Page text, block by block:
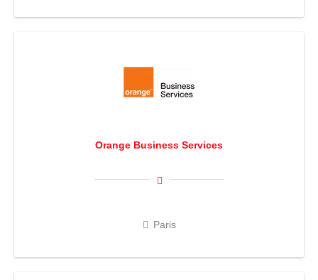
Orange Business Services
Paris